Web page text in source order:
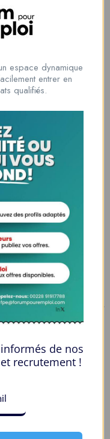
à se connecter au
recruter les meilleurs
pour maximiser vos
Des Regrets
espace dynamique
entrer en
qualifiés.
de nos
recrutement !